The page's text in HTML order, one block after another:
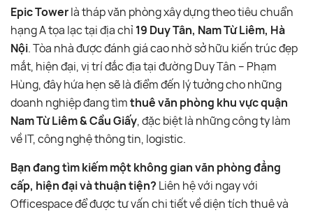
Epic Towerlà tháp văn phòng xây dựng theo tiêu chuẩn
hạng A tọa lạc tại địa chỉ 19 Duy Tân, Nam Từ Liêm, Hà
Nội. Tòa nhà được đánh giá cao nhờ sở hữu kiến trúc đẹp
mắt, hiện đại, vị trí đắc địa tại đường Duy Tân – Phạm
Hùng, đây hứa hẹn sẽ là điểm đến lý tưởng cho những
doanh nghiệp đang tìmthuê văn phòng khu vực quận
Nam Từ Liêm & Cầu Giấy, đặc biệt là những công ty làm
về IT, công nghệ thông tin, logistic.
Bạn đang tìm kiếm một không gian văn phòng đẳng
cấp, hiện đại và thuận tiện? Liên hệ với ngay với
Officespace để được tư vấn chi tiết về diện tích thuê và